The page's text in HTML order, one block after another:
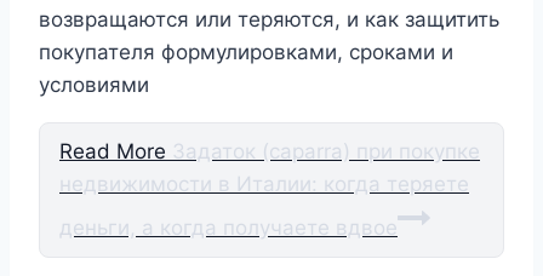
возвращаются или теряются, и как защитить
покупателя формулировками, сроками и
условиями
Read More Задаток (caparra) при покупке
недвижимости в Италии: когда теряете
деньги, а когда получаете вдвое